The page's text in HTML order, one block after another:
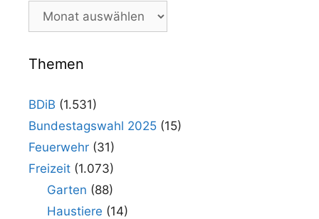
Unsere
Beiträge
Archiv
Themen
BDiB (1.531)
Bundestagswahl 2025 (15)
Feuerwehr (31)
Freizeit (1.073)
Garten (88)
Haustiere (14)